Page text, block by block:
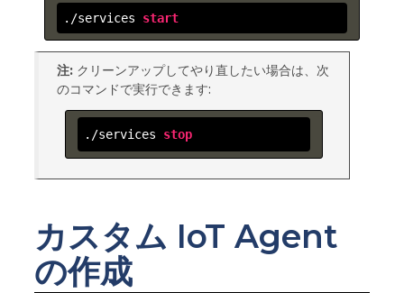
./services start
注:クリーンアップしてやり直したい場合は、次
のコマンドで実行できます:
./services stop
カスタム IoT Agent
の作成